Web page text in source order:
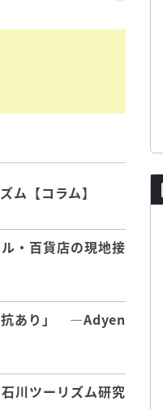
ム【コラム】
・百貨店の現地接
抗あり」 ―Adyen
川ツーリズム研究